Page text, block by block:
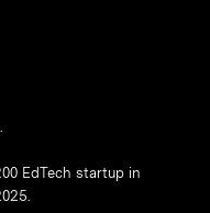
EdTech startup in